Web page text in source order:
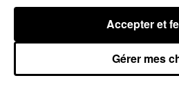
CHÂTEAUDUN -
Gérer mes
Accepter et